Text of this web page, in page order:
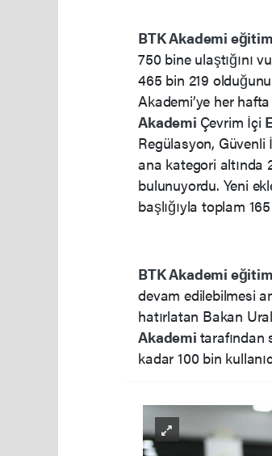
BTKAkademi eğitim
750 bine ulaştığını
465 bin 219
Akademi’ye her
Akademi Çevrim İçi
Regülasyon, Güvenli
ana kategori altında
bulunuyordu. Yeni
başlığıyla toplam
BTKAkademi eğitim
devam edilebilmesi
hatırlatan Bakan
Akademi tarafından
kadar 100 bin